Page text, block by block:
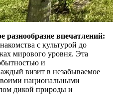
разнообразие впечатлений:
с культурой до
мирового уровня. Эта
и
визит в незабываемое
национальными
дикой природы и